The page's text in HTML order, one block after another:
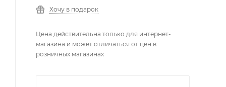
Хочу в подарок
Цена действительна только для интернет-
магазина и может отличаться от цен в
розничных магазинах